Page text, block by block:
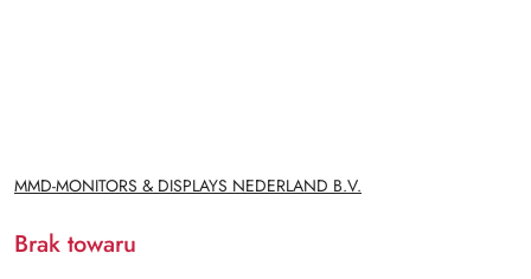
NAZWA
PRODUCENTA:
MMD-MONITORS & DISPLAYS NEDERLAND B.V.
Brak towaru